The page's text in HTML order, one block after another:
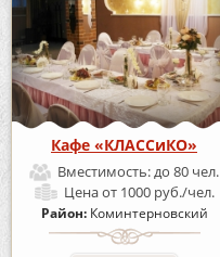
Кафе «КЛАССиКО»
Вместимость:до 80 чел.
Ценаот 1000 руб./чел.
Район: Коминтерновский